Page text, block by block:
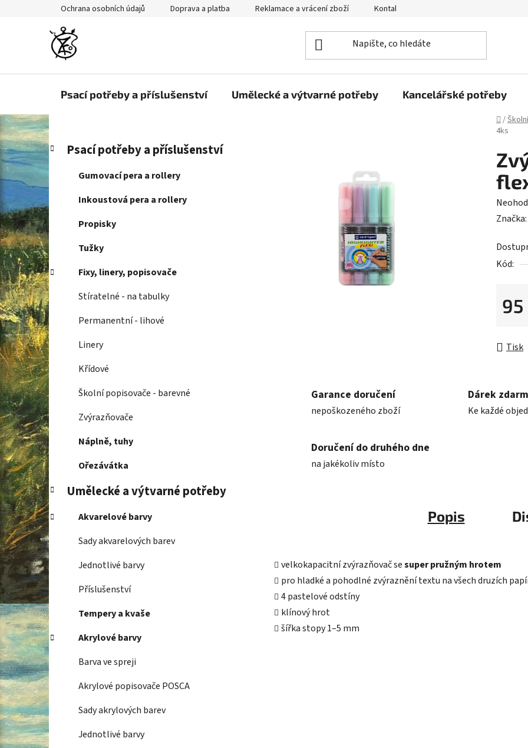
Ochrana osobních údajů Doprava a platba Reklamace a vrácení zboží Kontakty
Psací potřeby a příslušenství Umělecké a výtvarné potřeby Kancelářské potřeby
Domů
/
4ks
P
o
s
t
r
a
n
n
í
p
a
n
e
l
Přeskočit
kategorie
K
a
t
e
o
r
i
e
Psací potřeby a příslušenství
Gumovací pera a rollery
Inkoustová pera a rollery
Propisky
Tužky
Fixy, linery, popisovače
Stíratelné - na tabulky
Permanentní - lihové
Linery
Křídové
Školní popisovače - barevné
Zvýrazňovače
Náplně, tuhy
Ořezávátka
Umělecké a výtvarné potřeby
Akvarelové barvy
Sady akvarelových barev
Jednotlivé barvy
Příslušenství
Tempery a kvaše
Akrylové barvy
Barva ve spreji
Akrylové popisovače POSCA
Sady akrylových barev
Jednotlivé barvy
je
0,0
Značka:
Kód:
95
Tisk
Garance doručení
nepoškozeného zboží
Dárek
Ke každé
Doručení do druhého dne
na jakékoliv místo
Popis
velkokapacitní zvýrazňovač sesuper pružným hrotem
pro hladké a pohodlné zvýraznění textu na všech druzích
4 pastelové odstíny
klínový hrot
šířka stopy 1–5 mm